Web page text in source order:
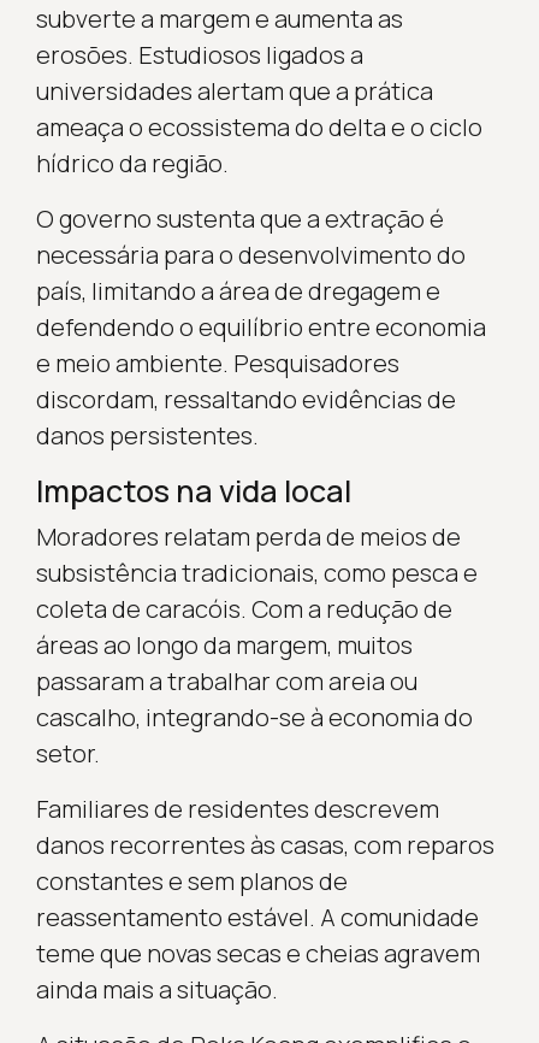
subverte a margem e aumenta as
erosões. Estudiosos ligados a
universidades alertam que a prática
ameaça o ecossistema do delta e o ciclo
hídrico da região.
O governo sustenta que a extração é
necessária para o desenvolvimento do
país, limitando a área de dregagem e
defendendo o equilíbrio entre economia
e meio ambiente. Pesquisadores
discordam, ressaltando evidências de
danos persistentes.
Impactos na vida local
Moradores relatam perda de meios de
subsistência tradicionais, como pesca e
coleta de caracóis. Com a redução de
áreas ao longo da margem, muitos
passaram a trabalhar com areia ou
cascalho, integrando-se à economia do
setor.
Familiares de residentes descrevem
danos recorrentes às casas, com reparos
constantes e sem planos de
reassentamento estável. A comunidade
teme que novas secas e cheias agravem
ainda mais a situação.